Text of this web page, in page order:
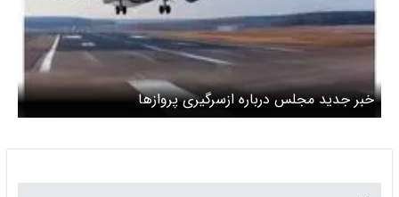
خبر جدید مجلس درباره ازسرگیری پروازها